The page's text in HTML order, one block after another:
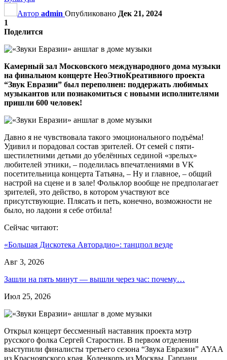
Автор admin Опубликовано Дек 21, 2024
1
Поделится
Камерный зал Московского международного дома музыки
на финальном концерте НеоЭтноКреативного проекта
“Звук Евразии” был переполнен: поддержать любимых
музыкантов или познакомиться с новыми исполнителями
пришли 600 человек!
Давно я не чувствовала такого эмоционального подъёма!
Удивил и порадовал состав зрителей. От семей с пяти-
шестилетними детьми до убелённых сединой «зрелых»
любителей этники, – поделилась впечатлениями в VK
посетительница концерта Татьяна, – Ну и главное, – общий
настрой на сцене и в зале! Фольклор вообще не предполагает
зрителей, это действо, в котором участвуют все
присутствующие. Плясать и петь, конечно, возможности не
было, но ладони я себе отбила!
Сейчас читают:
«Большая Дискотека Авторадио»: танцпол везде
Авг 3, 2026
Зашли на пять минут — вышли через час: почему…
Июл 25, 2026
Открыл концерт бессменный наставник проекта мэтр
русского фолка Сергей Старостин. В первом отделении
выступили финалисты третьего сезона “Звука Евразии” AYAA
из Красноярского края, Коленкоръ из Москвы, Гарпани